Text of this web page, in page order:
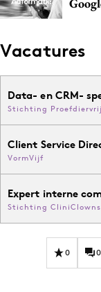
Vacatures
Data- en CRM-
Stichting Proefdiervrij
Client Service
VormVijf
Expert interne
Stichting
0 0